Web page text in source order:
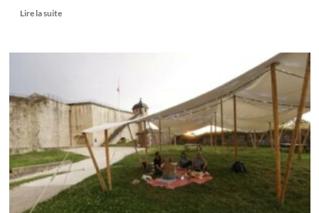
Lire la suiteEn
sur
art
vivre
à
savourer